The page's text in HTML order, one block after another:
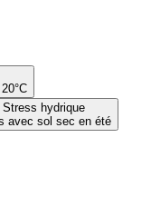
Stress hydrique
avec sol sec en été